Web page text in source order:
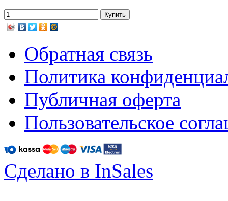
Обратная связь
Политика
Публичная оферта
Пользовательское
Сделано в InSales